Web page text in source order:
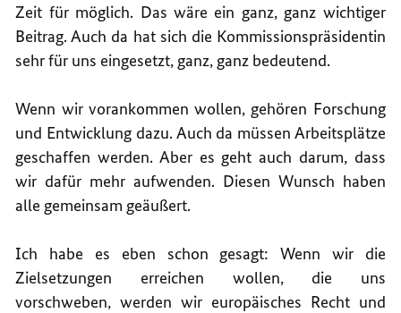
Zeit für möglich. Das wäre ein ganz, ganz wichtiger
Beitrag. Auch da hat sich die Kommissionspräsidentin
sehr für uns eingesetzt, ganz, ganz bedeutend.
Wenn wir vorankommen wollen, gehören Forschung
und Entwicklung dazu. Auch da müssen Arbeitsplätze
geschaffen werden. Aber es geht auch darum, dass
wir dafür mehr aufwenden. Diesen Wunsch haben
alle gemeinsam geäußert.
Ich habe es eben schon gesagt: Wenn wir die
Zielsetzungen erreichen wollen, die uns
vorschweben, werden wir europäisches Recht und